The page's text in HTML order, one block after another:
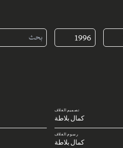
1996
تصميم الغلاف
كمال بلاطة
رسوم الغلاف
كمال بلاطة